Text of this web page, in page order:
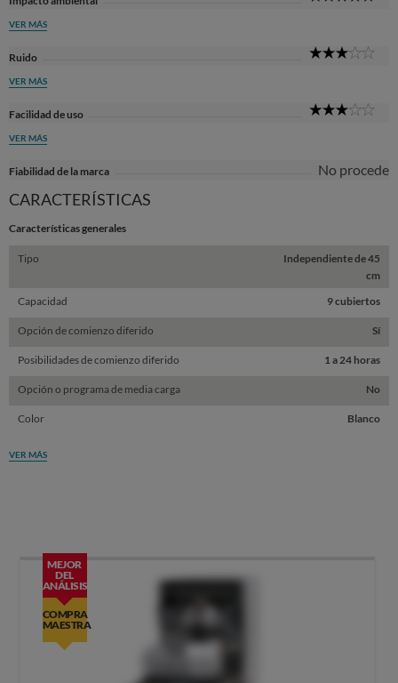
VER MÁS
Ruido
VER MÁS
Facilidad de uso
VER MÁS
Fiabilidad de la marca No procede
CARACTERÍSTICAS
Características generales
Tipo
Independiente de 45
cm
Capacidad
9 cubiertos
Opción de comienzo diferido Sí
Posibilidades de comienzo diferido 1 a 24 horas
Opción o programa de media carga No
Color Blanco
VER MÁS
MEJOR
DEL
ANÁLISIS
COMPRA
MAESTRA